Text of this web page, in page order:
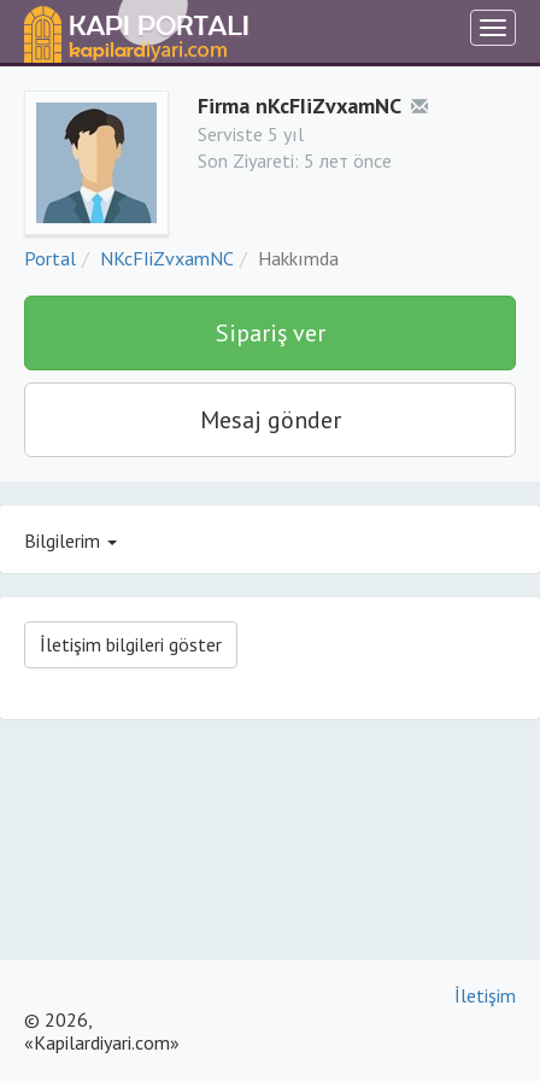
Firma nKcFIiZvxamNC
Serviste 5 yıl
Son Ziyareti: 5 лет önce
Portal NKcFIiZvxamNC Hakkımda
Sipariş ver
Mesaj gönder
Bilgilerim
İletişim bilgileri göster
© 2026,
«Kapilardiyari.com»
İletişim